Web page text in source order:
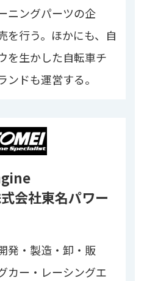
ニングパーツの企
を行う。ほかにも、自
を生かした自転車チ
ンドも運営する。
会社東名パワー
発・製造・卸・販
カー・レーシングエ